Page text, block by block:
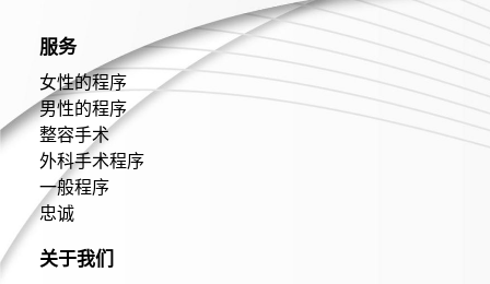
服务
女性的程序
男性的程序
整容手术
外科手术程序
一般程序
忠诚
关于我们